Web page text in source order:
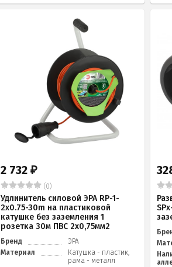
2 732 ₽
(0)
Удлинитель силовой ЭРА RP-1-
2x0.75-30m на пластиковой
катушке без заземления 1
розетка 30м ПВС 2х0,75мм2
Бренд
ЭРА
Материал
Катушка - пластик,
рама - металл